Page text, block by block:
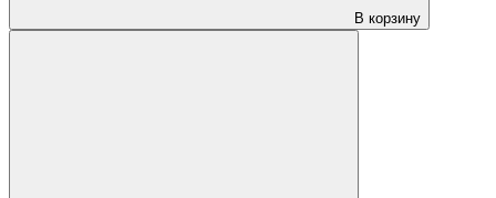
В корзину